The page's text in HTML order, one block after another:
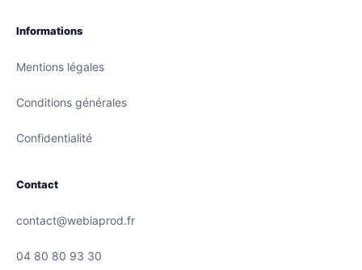
Informations
Mentions légales
Conditions générales
Confidentialité
Contact
contact@webiaprod.fr
04 80 80 93 30